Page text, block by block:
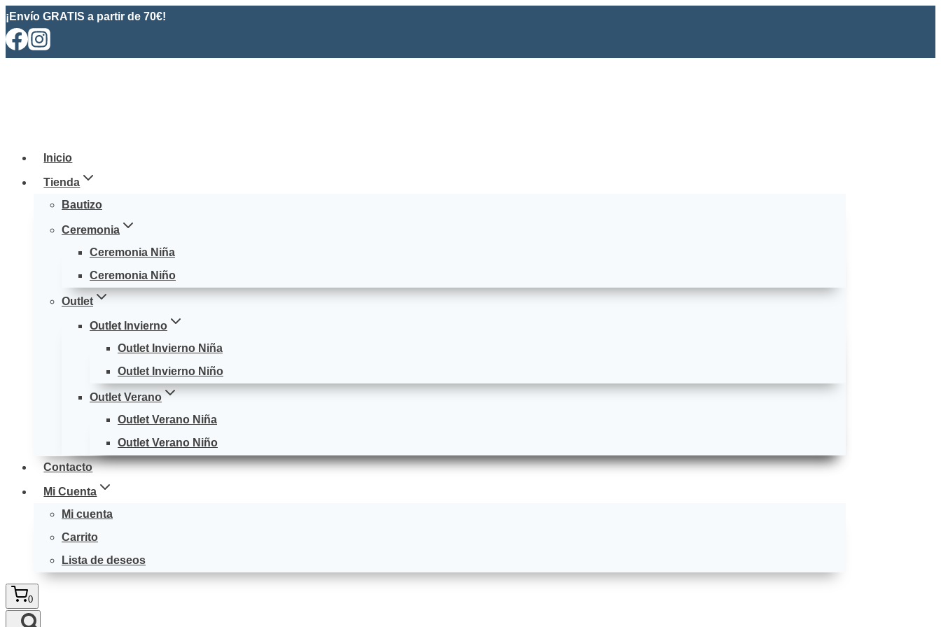
Saltar
al
contenido
¡Envío GRATIS a partir de 70€!
Inicio
Tienda
Bautizo
Ceremonia
Ceremonia Niña
Ceremonia Niño
Outlet
Outlet Invierno
Outlet Invierno Niña
Outlet Invierno Niño
Outlet Verano
Outlet Verano Niña
Outlet Verano Niño
Contacto
Mi Cuenta
Mi cuenta
Carrito
Lista de deseos
0